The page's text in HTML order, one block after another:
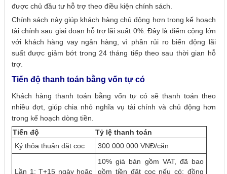
được chủ đầu tư hỗ trợ theo điều kiện chính sách.
Chính sách này giúp khách hàng chủ động hơn trong kế hoạch
tài chính sau giai đoạn hỗ trợ lãi suất 0%. Đây là điểm cộng lớn
với khách hàng vay ngân hàng, vì phần rủi ro biến động lãi
suất được giảm bớt trong 24 tháng tiếp theo sau thời gian hỗ
trợ.
Tiến độ thanh toán bằng vốn tự có
Khách hàng thanh toán bằng vốn tự có sẽ thanh toán theo
nhiều đợt, giúp chia nhỏ nghĩa vụ tài chính và chủ động hơn
trong kế hoạch dòng tiền.
Tiến độ
Tỷ lệ thanh toán
Ký thỏa thuận đặt cọc
300.000.000 VNĐ/căn
Lần 1: T+15 ngày hoặc
10% giá bán gồm VAT, đã bao
gồm tiền đặt cọc nếu có; đồng